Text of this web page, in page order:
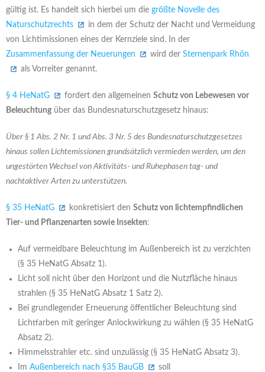
gültig ist. Es handelt sich hierbei um die größte Novelle des
Naturschutzrechts
in dem der Schutz der Nacht und Vermeidung
von Lichtimissionen eines der Kernziele sind. In der
Zusammenfassung der Neuerungen
wird der Sternenpark Rhön
als Vorreiter genannt.
§ 4 HeNatG fordert den allgemeinen Schutz von Lebewesen vor
Beleuchtung über das Bundesnaturschutzgesetz hinaus:
Über § 1 Abs. 2 Nr. 1 und Abs. 3 Nr. 5 des Bundesnaturschutzgesetzes
hinaus sollen Lichtemissionen grundsätzlich vermieden werden, um den
ungestörten Wechsel von Aktivitäts- und Ruhephasen tag- und
nachtaktiver Arten zu unterstützen.
§ 35 HeNatG konkretisiert den Schutz von lichtempfindlichen
Tier- und Pflanzenarten sowie Insekten:
Auf vermeidbare Beleuchtung im Außenbereich ist zu verzichten
(§ 35 HeNatG Absatz 1).
Licht soll nicht über den Horizont und die Nutzfläche hinaus
strahlen (§ 35 HeNatG Absatz 1 Satz 2).
Bei grundlegender Erneuerung öffentlicher Beleuchtung sind
Lichtfarben mit geringer Anlockwirkung zu wählen (§ 35 HeNatG
Absatz 2).
Himmelsstrahler etc. sind unzulässig (§ 35 HeNatG Absatz 3).
Im Außenbereich nach §35 BauGB
soll